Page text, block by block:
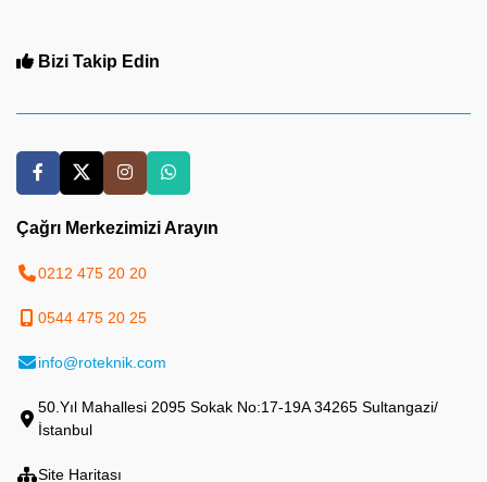
Bizi Takip Edin
Çağrı Merkezimizi Arayın
0212 475 20 20
0544 475 20 25
info@roteknik.com
50.Yıl Mahallesi 2095 Sokak No:17-19A 34265 Sultangazi/
İstanbul
Site Haritası